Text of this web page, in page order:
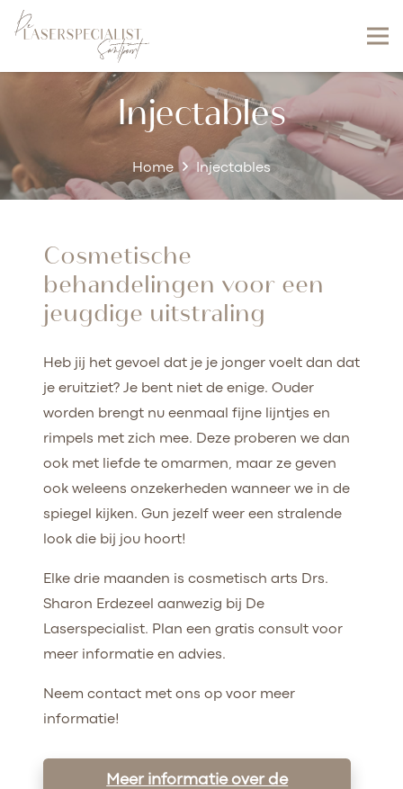
Injectables
Home Injectables
Cosmetische
behandelingen voor een
jeugdige uitstraling
Heb jij het gevoel dat je je jonger voelt dan dat
je eruitziet? Je bent niet de enige. Ouder
worden brengt nu eenmaal fijne lijntjes en
rimpels met zich mee. Deze proberen we dan
ook met liefde te omarmen, maar ze geven
ook weleens onzekerheden wanneer we in de
spiegel kijken. Gun jezelf weer een stralende
look die bij jou hoort!
Elke drie maanden is cosmetisch arts Drs.
Sharon Erdezeel aanwezig bij De
Laserspecialist. Plan een gratis consult voor
meer informatie en advies.
Neem contact met ons op voor meer
informatie!
Meer informatie over de